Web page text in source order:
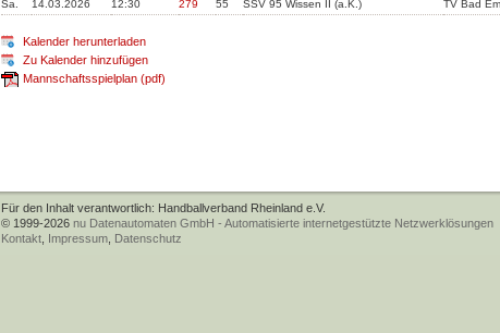
Sa.
14.03.2026 12:30 279 55 SSV 95 Wissen II (a.K.) TV Bad
Kalender herunterladen
Zu Kalender hinzufügen
Mannschaftsspielplan (pdf)
Für den Inhalt verantwortlich: Handballverband Rheinland e.V.
© 1999-2026 nu Datenautomaten GmbH - Automatisierte internetgestützte Netzwerklösungen
Kontakt Impressum Datenschutz